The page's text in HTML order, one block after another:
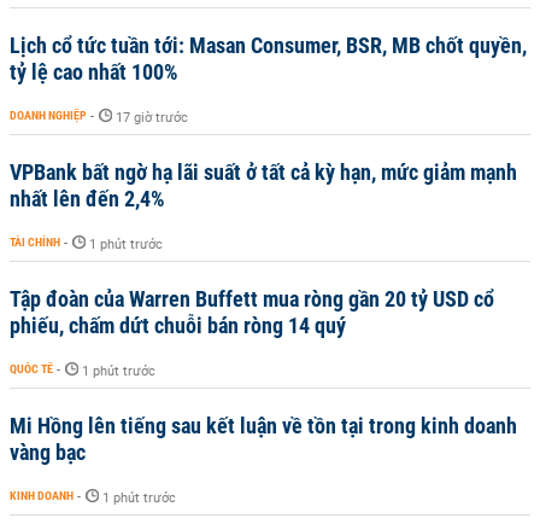
Lịch cổ tức tuần tới: Masan Consumer, BSR, MB chốt quyền,
tỷ lệ cao nhất 100%
DOANH NGHIỆP - 17 giờ trước
VPBank bất ngờ hạ lãi suất ở tất cả kỳ hạn, mức giảm mạnh
nhất lên đến 2,4%
TÀI CHÍNH - 1 phút trước
Tập đoàn của Warren Buffett mua ròng gần 20 tỷ USD cổ
phiếu, chấm dứt chuỗi bán ròng 14 quý
QUỐC TẾ - 1 phút trước
Mi Hồng lên tiếng sau kết luận về tồn tại trong kinh doanh
vàng bạc
KINH DOANH - 1 phút trước